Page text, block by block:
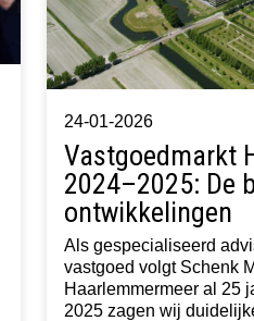
24-01-2026
Vastgoedmarkt
2024–2025: De
ontwikkelingen
Als gespecialiseerd
vastgoed volgt Schenk
Haarlemmermeer al 25
2025 zagen wij